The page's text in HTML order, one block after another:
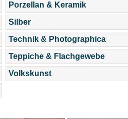
Porzellan & Keramik
Silber
Technik & Photographica
Teppiche & Flachgewebe
Volkskunst